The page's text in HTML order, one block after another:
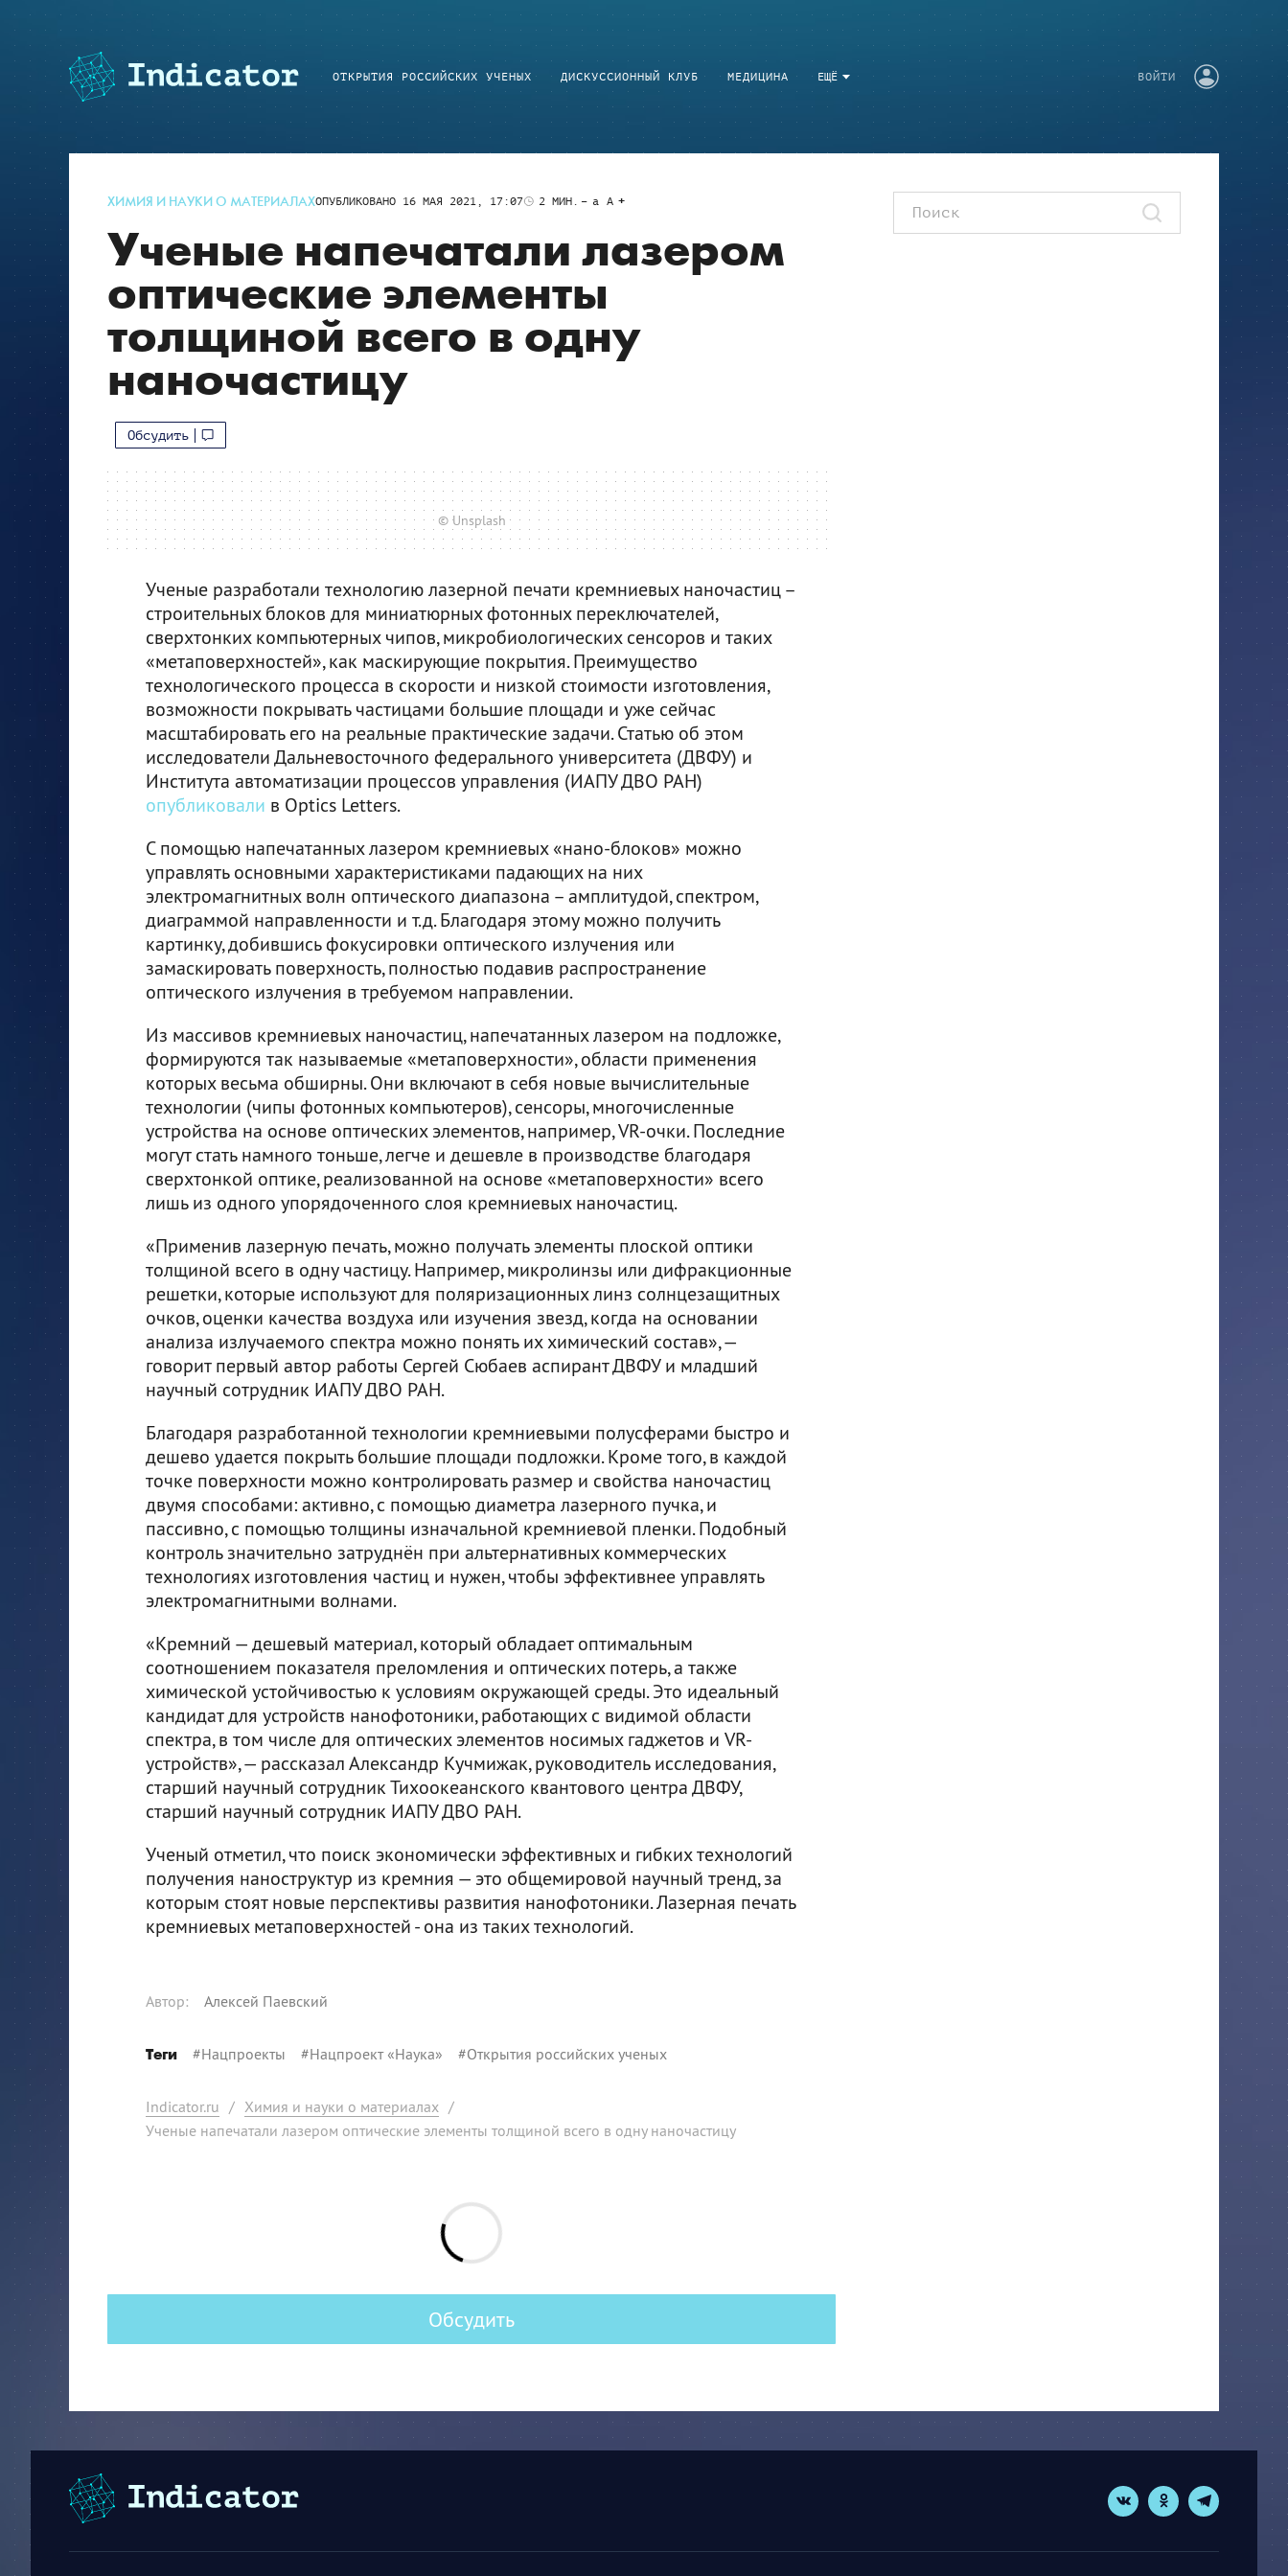
ЕЩЁ
ОТКРЫТИЯ РОССИЙСКИХ УЧЕНЫХ ДИСКУССИОННЫЙ КЛУБ МЕДИЦИНА ВОЙТИ
ХИМИЯ И НАУКИ О МАТЕРИАЛАХОПУБЛИКОВАНО 16 МАЯ 2021, 17:07 2 МИН. a A
Ученые напечатали лазером
оптические элементы
толщиной всего в одну
наночастицу
Обсудить
© Unsplash
Ученые разработали технологию лазерной печати кремниевых наночастиц –
строительных блоков для миниатюрных фотонных переключателей,
сверхтонких компьютерных чипов, микробиологических сенсоров и таких
«метаповерхностей», как маскирующие покрытия. Преимущество
технологического процесса в скорости и низкой стоимости изготовления,
возможности покрывать частицами большие площади и уже сейчас
масштабировать его на реальные практические задачи. Статью об этом
исследователи Дальневосточного федерального университета (ДВФУ) и
Института автоматизации процессов управления (ИАПУ ДВО РАН)
опубликовали в Optics Letters.
С помощью напечатанных лазером кремниевых «нано-блоков» можно
управлять основными характеристиками падающих на них
электромагнитных волн оптического диапазона – амплитудой, спектром,
диаграммой направленности и т.д. Благодаря этому можно получить
картинку, добившись фокусировки оптического излучения или
замаскировать поверхность, полностью подавив распространение
оптического излучения в требуемом направлении.
Из массивов кремниевых наночастиц, напечатанных лазером на подложке,
формируются так называемые «метаповерхности», области применения
которых весьма обширны. Они включают в себя новые вычислительные
технологии (чипы фотонных компьютеров), сенсоры, многочисленные
устройства на основе оптических элементов, например, VR-очки. Последние
могут стать намного тоньше, легче и дешевле в производстве благодаря
сверхтонкой оптике, реализованной на основе «метаповерхности» всего
лишь из одного упорядоченного слоя кремниевых наночастиц.
«Применив лазерную печать, можно получать элементы плоской оптики
толщиной всего в одну частицу. Например, микролинзы или дифракционные
решетки, которые используют для поляризационных линз солнцезащитных
очков, оценки качества воздуха или изучения звезд, когда на основании
анализа излучаемого спектра можно понять их химический состав», —
говорит первый автор работы Сергей Сюбаев аспирант ДВФУ и младший
научный сотрудник ИАПУ ДВО РАН.
Благодаря разработанной технологии кремниевыми полусферами быстро и
дешево удается покрыть большие площади подложки. Кроме того, в каждой
точке поверхности можно контролировать размер и свойства наночастиц
двумя способами: активно, с помощью диаметра лазерного пучка, и
пассивно, с помощью толщины изначальной кремниевой пленки. Подобный
контроль значительно затруднён при альтернативных коммерческих
технологиях изготовления частиц и нужен, чтобы эффективнее управлять
электромагнитными волнами.
«Кремний — дешевый материал, который обладает оптимальным
соотношением показателя преломления и оптических потерь, а также
химической устойчивостью к условиям окружающей среды. Это идеальный
кандидат для устройств нанофотоники, работающих с видимой области
спектра, в том числе для оптических элементов носимых гаджетов и VR-
устройств», — рассказал Александр Кучмижак, руководитель исследования,
старший научный сотрудник Тихоокеанского квантового центра ДВФУ,
старший научный сотрудник ИАПУ ДВО РАН.
Ученый отметил, что поиск экономически эффективных и гибких технологий
получения наноструктур из кремния — это общемировой научный тренд, за
которым стоят новые перспективы развития нанофотоники. Лазерная печать
кремниевых метаповерхностей - она из таких технологий.
Автор: Алексей Паевский
Теги #Нацпроекты #Нацпроект «Наука» #Открытия российских ученых
Indicator.ru / Химия и науки о материалах /
Ученые напечатали лазером оптические элементы толщиной всего в одну наночастицу
Обсудить